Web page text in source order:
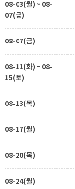
08-03(월) ~ 08-
07(금)
08-07(금)
08-11(화) ~ 08-
15(토)
08-13(목)
08-17(월)
08-20(목)
08-24(월)